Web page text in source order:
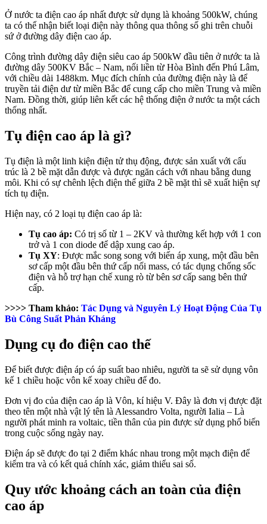
Ở nước ta điện cao áp nhất được sử dụng là khoảng 500kW, chúng
ta có thể nhận biết loại điện này thông qua thông số ghi trên chuỗi
sứ ở đường dây điện cao áp.
Công trình đường dây điện siêu cao áp 500kW đầu tiên ở nước ta là
đường dây 500KV Bắc – Nam, nối liền từ Hòa Bình đến Phú Lâm,
với chiều dài 1488km. Mục đích chính của đường điện này là để
truyền tải điện dư từ miền Bắc để cung cấp cho miền Trung và miền
Nam. Đồng thời, giúp liên kết các hệ thống điện ở nước ta một cách
thống nhất.
Tụ điện cao áp là gì?
Tụ điện là một linh kiện điện tử thụ động, được sản xuất với cấu
trúc là 2 bề mặt dẫn được và được ngăn cách với nhau bằng dung
môi. Khi có sự chênh lệch điện thế giữa 2 bề mặt thì sẽ xuất hiện sự
tích tụ điện.
Hiện nay, có 2 loại tụ điện cao áp là:
Tụ cao áp: Có trị số từ 1 – 2KV và thường kết hợp với 1 con
trở và 1 con diode để dập xung cao áp.
Tụ XY: Được mắc song song với biến áp xung, một đầu bên
sơ cấp một đầu bên thứ cấp nối mass, có tác dụng chống sốc
điện và hỗ trợ hạn chế xung rò từ bên sơ cấp sang bên thứ
cấp.
>>>> Tham khảo: Tác Dụng và Nguyên Lý Hoạt Động Của Tụ
Bù Công Suất Phản Kháng
Dụng cụ đo điện cao thế
Để biết được điện áp có áp suất bao nhiêu, người ta sẽ sử dụng vôn
kế 1 chiều hoặc vôn kế xoay chiều để đo.
Đơn vị đo của điện cao áp là Vôn, kí hiệu V. Đây là đơn vị được đặt
theo tên một nhà vật lý tên là Alessandro Volta, người Ialia – Là
người phát minh ra voltaic, tiền thân của pin được sử dụng phổ biến
trong cuộc sống ngày nay.
Điện áp sẽ được đo tại 2 điểm khác nhau trong một mạch điện để
kiểm tra và có kết quả chính xác, giảm thiểu sai số.
Quy ước khoảng cách an toàn của điện
cao áp